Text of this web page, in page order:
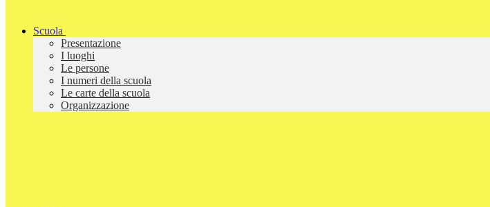
Scuola
Presentazione
I luoghi
Le persone
I numeri della scuola
Le carte della scuola
Organizzazione